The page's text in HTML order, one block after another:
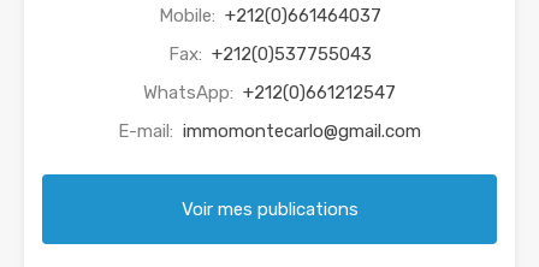
Mobile: +212(0)661464037
Fax: +212(0)537755043
WhatsApp: +212(0)661212547
E-mail: immomontecarlo@gmail.com
Voir mes publications